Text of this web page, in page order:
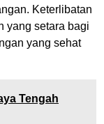
Keterlibatan
yang setara bagi
yang sehat
Tengah